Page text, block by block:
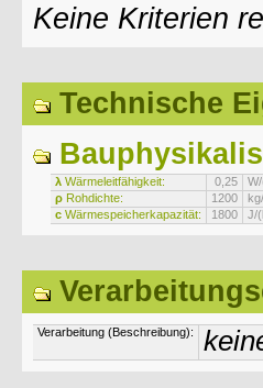
Keine Kriterien
Technische
λ Wärmeleitfähigkeit: 0,25
ρ Rohdichte: 1200
c Wärmespeicherkapazität: 1800 J/
Verarbeitung (Beschreibung):